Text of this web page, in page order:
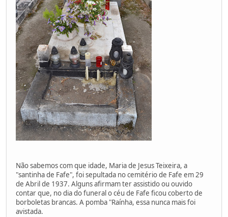
Não sabemos com que idade, Maria de Jesus Teixeira, a
"santinha de Fafe", foi sepultada no cemitério de Fafe em 29
de Abril de 1937. Alguns afirmam ter assistido ou ouvido
contar que, no dia do funeral o céu de Fafe ficou coberto de
borboletas brancas. A pomba "Raínha, essa nunca mais foi
avistada.